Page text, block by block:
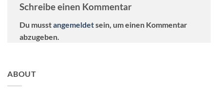
Schreibe einen Kommentar
Du musstangemeldetsein, um einen Kommentar
abzugeben.
ABOUT